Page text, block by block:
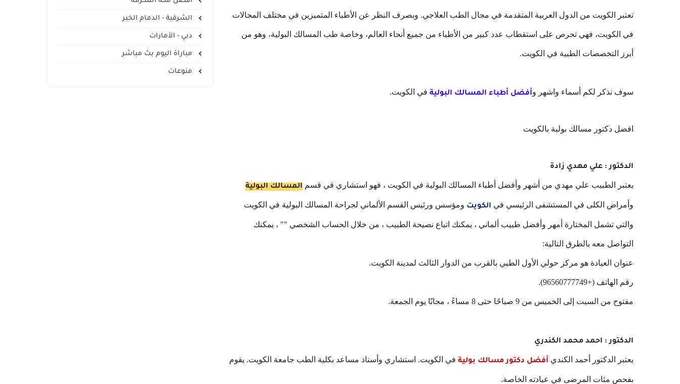
تعتبر الكويت من الدول العربية المتقدمة في مجال الطب العلاجي. وبصرف النظر عن الأطباء المتميزين في مختلف المجالات
في الكويت، فهي تحرص على استقطاب عدد كبير من الأطباء من جميع أنحاء العالم، وخاصة طب المسالك البولية، وهو من
أبرز التخصصات الطبية في الكويت.
سوف نذكر لكم أسماء واشهر وأفضل أطباء المسالك البولية في الكويت.
افضل دكتور مسالك بولية بالكويت
الدكتور : علي مهدي زادة
يعتبر الطبيب علي مهدي من أشهر وأفضل أطباء المسالك البولية في الكويت ، فهو استشاري في قسم المسالك البولية
وأمراض الكلى في المستشفى الرئيسي في الكويت ومؤسس ورئيس القسم الألماني لجراحة المسالك البولية في الكويت
والتي تشمل المختارة أمهر وأفضل طبيب ألماني ، يمكنك اتباع نصيحة الطبيب ، من خلال الحساب الشخصي "" ، يمكنك
التواصل معه بالطرق التالية:
عنوان العيادة هو مركز حولي الأول الطبي بالقرب من الدوار الثالث لمدينة الكويت.
رقم الهاتف (+96560777749).
مفتوح من السبت إلى الخميس من 9 صباحًا حتى 8 مساءً ، مجانًا يوم الجمعة.
الدكتور : احمد محمد الكندري
يعتبر الدكتور أحمد الكندي أفضل دكتور مسالك بولية في الكويت. استشاري وأستاذ مساعد بكلية الطب جامعة الكويت. يقوم
بفحص مئات المرضى في عيادته الخاصة.
الشرقية - الدمام الخبر
دبي - الأمارات
مباراة اليوم بث مباشر
منوعات